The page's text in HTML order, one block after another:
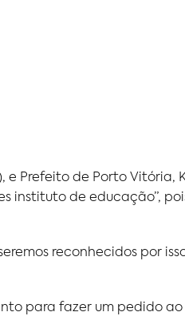
Prefeito de Porto Vitória,
instituto de educação”,
reconhecidos por
para fazer um pedido